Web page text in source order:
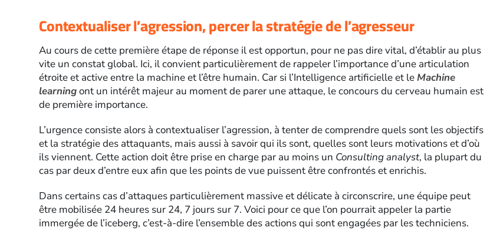
Contextualiser l’agression, percer la stratégie de l’agresseur
Au cours de cette première étape de réponse il est opportun, pour ne pas dire vital, d’établir au plus
vite un constat global. Ici, il convient particulièrement de rappeler l’importance d’une articulation
étroite et active entre la machine et l’être humain. Car si l’Intelligence artificielle et leMachine
learningont un intérêt majeur au moment de parer une attaque, le concours du cerveau humain est
de première importance.
L’urgence consiste alors à contextualiser l’agression, à tenter de comprendre quels sont les objectifs
et la stratégie des attaquants, mais aussi à savoir qui ils sont, quelles sont leurs motivations et d’où
ils viennent. Cette action doit être prise en charge par au moins un Consulting analyst, la plupart du
cas par deux d’entre eux afin que les points de vue puissent être confrontés et enrichis.
Dans certains cas d’attaques particulièrement massive et délicate à circonscrire, une équipe peut
être mobilisée 24 heures sur 24, 7 jours sur 7. Voici pour ce que l’on pourrait appeler la partie
immergée de l’iceberg, c’est-à-dire l’ensemble des actions qui sont engagées par les techniciens.